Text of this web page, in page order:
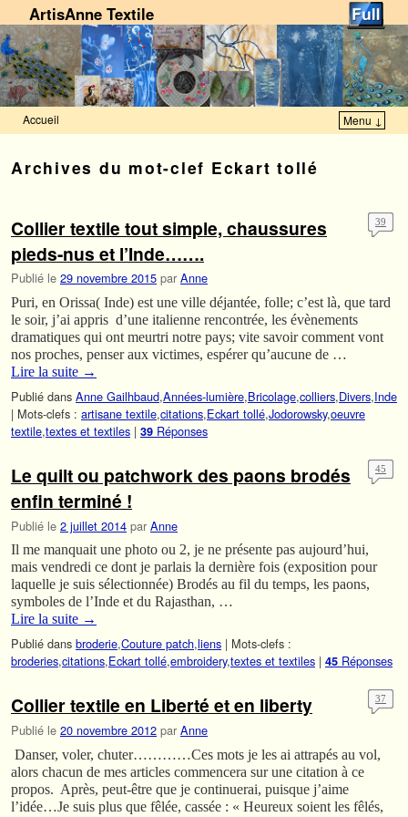
ArtisAnne Textile
Accueil Menu ↓
Archives du mot-clef Eckart tollé
Collier textile tout simple, chaussures
pieds-nus et l’Inde…….
Publié le 29 novembre 2015 par Anne
39
Puri, en Orissa( Inde) est une ville déjantée, folle; c’est là, que tard
le soir, j’ai appris d’une italienne rencontrée, les évènements
dramatiques qui ont meurtri notre pays; vite savoir comment vont
nos proches, penser aux victimes, espérer qu’aucune de …
Lire la suite →
Publié dans Anne Gailhbaud,Années-lumière,Bricolage,colliers,Divers,Inde
| Mots-clefs : artisane textile,citations,Eckart tollé,Jodorowsky,oeuvre
textile,textes et textiles | 39 Réponses
Le quilt ou patchwork des paons brodés
enfin terminé !
Publié le 2 juillet 2014 par Anne
45
Il me manquait une photo ou 2, je ne présente pas aujourd’hui,
mais vendredi ce dont je parlais la dernière fois (exposition pour
laquelle je suis sélectionnée) Brodés au fil du temps, les paons,
symboles de l’Inde et du Rajasthan, …
Lire la suite →
Publié dans broderie,Couture patch,liens | Mots-clefs :
broderies,citations,Eckart tollé,embroidery,textes et textiles | 45 Réponses
Collier textile en Liberté et en liberty
Publié le 20 novembre 2012 par Anne
37
Danser, voler, chuter…………Ces mots je les ai attrapés au vol,
alors chacun de mes articles commencera sur une citation à ce
propos. Après, peut-être que je continuerai, puisque j’aime
l’idée…Je suis plus que fêlée, cassée : « Heureux soient les fêlés,